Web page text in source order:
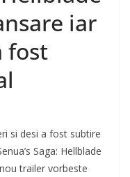
iar
fost
si desi a fost subtire
Saga: Hellblade
trailer vorbeste